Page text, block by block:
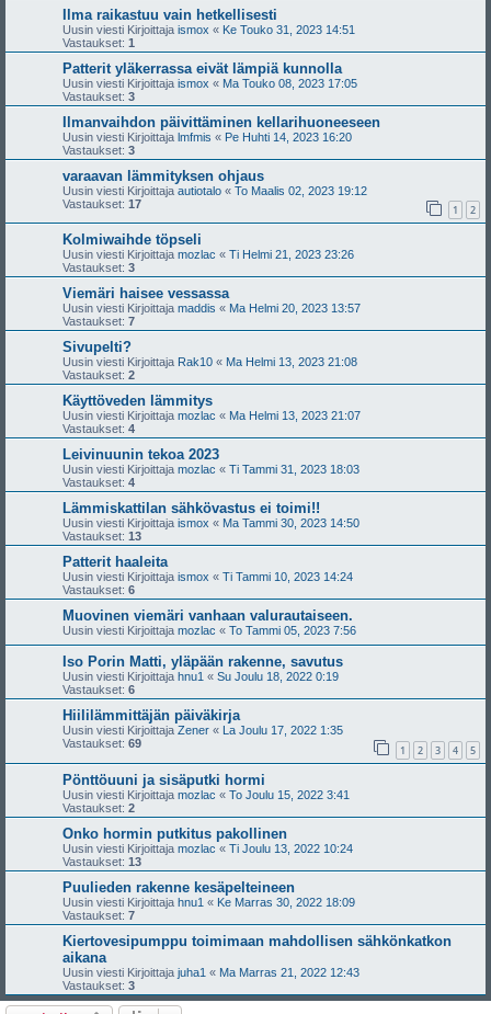
Ilma raikastuu vain hetkellisesti
Uusin viesti Kirjoittaja ismox « Ke Touko 31, 2023 14:51
Vastaukset: 1
Patterit yläkerrassa eivät lämpiä kunnolla
Uusin viesti Kirjoittaja ismox « Ma Touko 08, 2023 17:05
Vastaukset: 3
Ilmanvaihdon päivittäminen kellarihuoneeseen
Uusin viesti Kirjoittaja lmfmis « Pe Huhti 14, 2023 16:20
Vastaukset: 3
varaavan lämmityksen ohjaus
Uusin viesti Kirjoittaja autiotalo « To Maalis 02, 2023 19:12
Vastaukset: 17 1 2
Kolmiwaihde töpseli
Uusin viesti Kirjoittaja mozlac « Ti Helmi 21, 2023 23:26
Vastaukset: 3
Viemäri haisee vessassa
Uusin viesti Kirjoittaja maddis « Ma Helmi 20, 2023 13:57
Vastaukset: 7
Sivupelti?
Uusin viesti Kirjoittaja Rak10 « Ma Helmi 13, 2023 21:08
Vastaukset: 2
Käyttöveden lämmitys
Uusin viesti Kirjoittaja mozlac « Ma Helmi 13, 2023 21:07
Vastaukset: 4
Leivinuunin tekoa 2023
Uusin viesti Kirjoittaja mozlac « Ti Tammi 31, 2023 18:03
Vastaukset: 4
Lämmiskattilan sähkövastus ei toimi!!
Uusin viesti Kirjoittaja ismox « Ma Tammi 30, 2023 14:50
Vastaukset: 13
Patterit haaleita
Uusin viesti Kirjoittaja ismox « Ti Tammi 10, 2023 14:24
Vastaukset: 6
Muovinen viemäri vanhaan valurautaiseen.
Uusin viesti Kirjoittaja mozlac « To Tammi 05, 2023 7:56
Iso Porin Matti, yläpään rakenne, savutus
Uusin viesti Kirjoittaja hnu1 « Su Joulu 18, 2022 0:19
Vastaukset: 6
Hiililämmittäjän päiväkirja
Uusin viesti Kirjoittaja Zener « La Joulu 17, 2022 1:35
Vastaukset: 69 1 2 3 4 5
Pönttöuuni ja sisäputki hormi
Uusin viesti Kirjoittaja mozlac « To Joulu 15, 2022 3:41
Vastaukset: 2
Onko hormin putkitus pakollinen
Uusin viesti Kirjoittaja mozlac « Ti Joulu 13, 2022 10:24
Vastaukset: 13
Puulieden rakenne kesäpelteineen
Uusin viesti Kirjoittaja hnu1 « Ke Marras 30, 2022 18:09
Vastaukset: 7
Kiertovesipumppu toimimaan mahdollisen sähkönkatkon
aikana
Uusin viesti Kirjoittaja juha1 « Ma Marras 21, 2022 12:43
Vastaukset: 3